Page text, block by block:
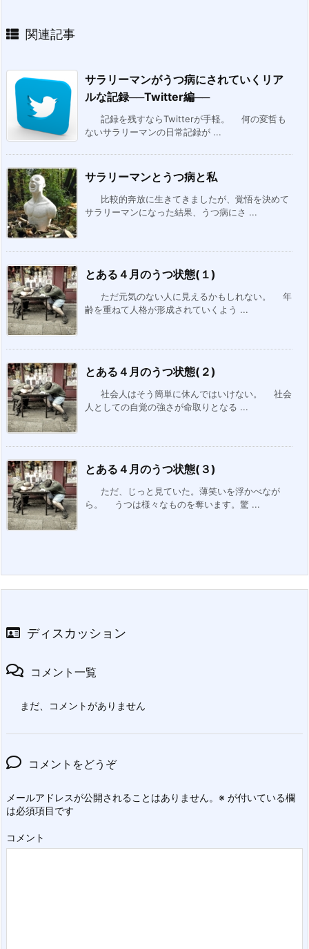
関連記事
サラリーマンがうつ病にされていくリア
ルな記録──Twitter編──
記録を残すならTwitterが手軽。 何の変哲も
ないサラリーマンの日常記録が ...
サラリーマンとうつ病と私
比較的奔放に生きてきましたが、覚悟を決めて
サラリーマンになった結果、うつ病にさ ...
とある４月のうつ状態(１)
ただ元気のない人に見えるかもしれない。 年
齢を重ねて人格が形成されていくよう ...
とある４月のうつ状態(２)
社会人はそう簡単に休んではいけない。 社会
人としての自覚の強さが命取りとなる ...
とある４月のうつ状態(３)
ただ、じっと見ていた。薄笑いを浮かべなが
ら。 うつは様々なものを奪います。驚 ...
ディスカッション
コメント一覧
まだ、コメントがありません
コメントをどうぞ
メールアドレスが公開されることはありません。 ※ が付いている欄
は必須項目です
コメント